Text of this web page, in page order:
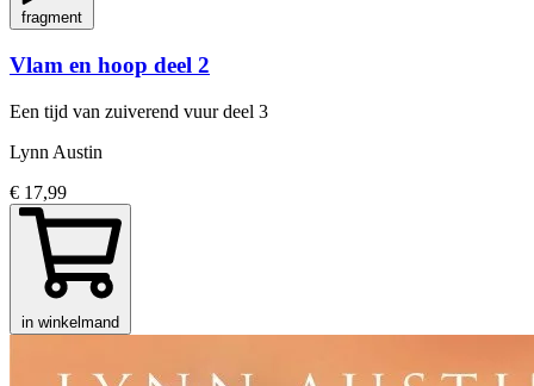
fragment
Vlam en hoop deel 2
Een tijd van zuiverend vuurdeel 3
Lynn Austin
€ 17,99
in winkelmand